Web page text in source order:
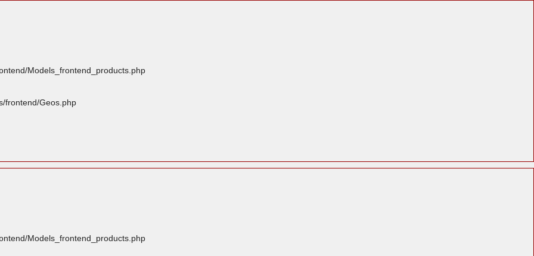
Models_frontend_products.php
frontend/Geos.php
Models_frontend_products.php